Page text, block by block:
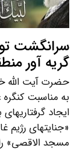
سرانگشت
گریه آور
حضرت آیت الله
به مناسبت
ایجاد
«جنایتهای
مسجد الاقصی»